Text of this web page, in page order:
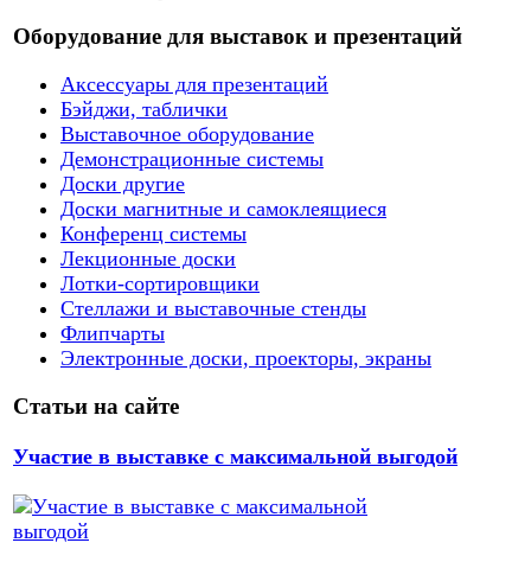
Оборудование для выставок и презентаций
Аксессуары для презентаций
Бэйджи, таблички
Выставочное оборудование
Демонстрационные системы
Доски другие
Доски магнитные и самоклеящиеся
Конференц системы
Лекционные доски
Лотки-сортировщики
Стеллажи и выставочные стенды
Флипчарты
Электронные доски, проекторы, экраны
Статьи на сайте
Участие в выставке с максимальной выгодой